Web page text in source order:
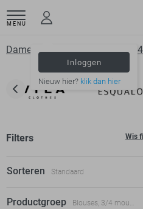
MENU
Inloggen
Nieuw hier? klik dan hier
Dameskleding Blouses 3
Filters Wis
Sorteren Standaard
Standaard
Productgroep Blouses, 3/4 mouw